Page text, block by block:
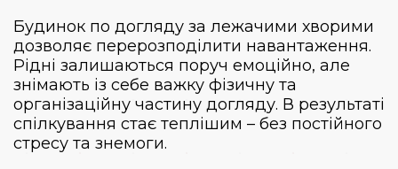
Будинок по догляду за лежачими хворими
дозволяє перерозподілити навантаження.
Рідні залишаються поруч емоційно, але
знімають із себе важку фізичну та
організаційну частину догляду. В результаті
спілкування стає теплішим – без постійного
стресу та знемоги.